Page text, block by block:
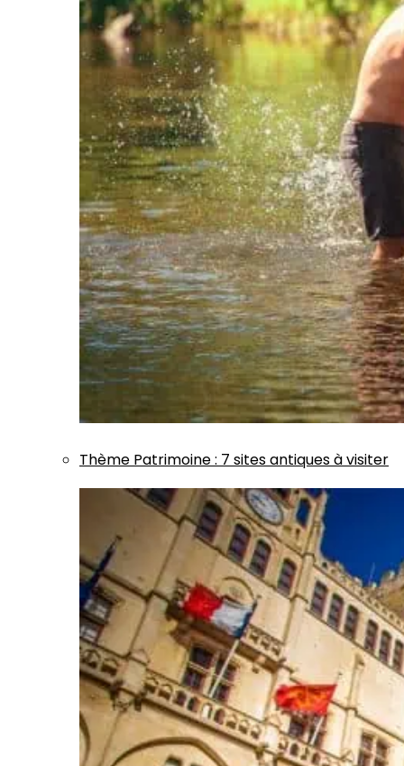
Thème Patrimoine: 7 sites antiques à visiter